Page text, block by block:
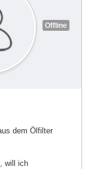
Offline
dem Ölfilter
will ich